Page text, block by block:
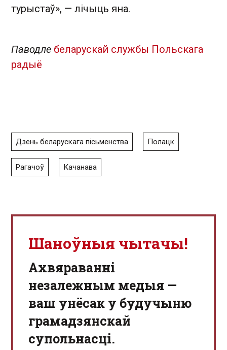
турыстаў», — лічыць яна.
Паводле беларускай службы Польскага
радыё
Дзень беларускага пісьменства Полацк
Рагачоў Качанава
Шаноўныя чытачы!
Aхвяраванні
незалежным медыя —
ваш унёсак у будучыню
грамадзянскай
супольнасці.